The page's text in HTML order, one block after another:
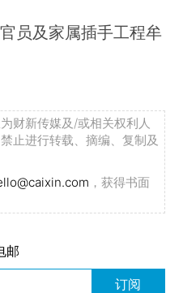
员及家属插手工程牟
财新传媒及/或相关权利人
止进行转载、摘编、复制及
，获得书面
邮
订阅